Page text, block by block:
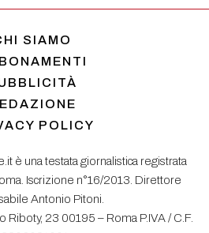
SIAMO
POLICY
è una testata giornalistica registrata
Iscrizione n°16/2013. Direttore
Antonio Pitoni.
Riboty, 23 00195 – Roma P.IVA / C.F.